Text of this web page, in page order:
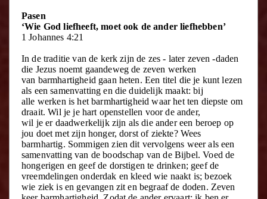
Pasen
‘Wie God liefheeft, moet ook de ander liefhebben’
1 Johannes 4:21
In de traditie van de kerk zijn de zes - later zeven -daden
die Jezus noemt gaandeweg de zeven werken
van barmhartigheid gaan heten. Een titel die je kunt lezen
als een samenvatting en die duidelijk maakt: bij
alle werken is het barmhartigheid waar het ten diepste om
draait. Wil je je hart openstellen voor de ander,
wil je er daadwerkelijk zijn als die ander een beroep op
jou doet met zijn honger, dorst of ziekte? Wees
barmhartig. Sommigen zien dit vervolgens weer als een
samenvatting van de boodschap van de Bijbel. Voed de
hongerigen en geef de dorstigen te drinken; geef de
vreemdelingen onderdak en kleed wie naakt is; bezoek
wie ziek is en gevangen zit en begraaf de doden. Zeven